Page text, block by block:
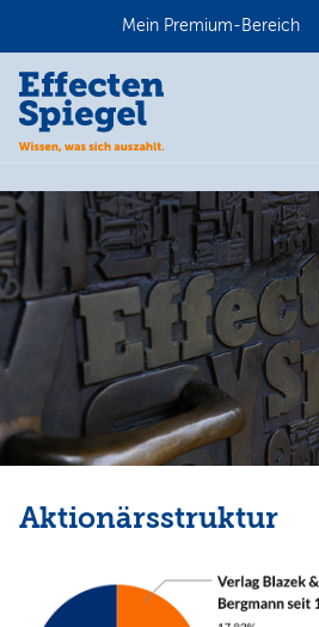
Mein Premium-Bereich
Aktionärsstruktur
Anmelden